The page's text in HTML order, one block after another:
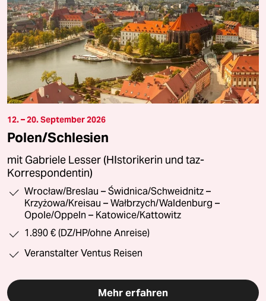
12. – 20. September 2026
Polen/Schlesien
mit Gabriele Lesser (HIstorikerin und taz-
Korrespondentin)
Wrocław/Breslau – Świdnica/Schweidnitz –
Krzyżowa/Kreisau – Wałbrzych/Waldenburg –
Opole/Oppeln – Katowice/Kattowitz
1.890 € (DZ/HP/ohne Anreise)
Veranstalter Ventus Reisen
Mehr erfahren